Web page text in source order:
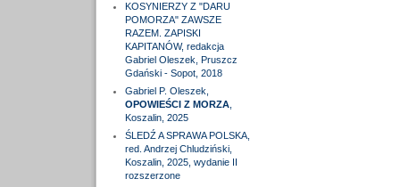
KOSYNIERZY Z "DARU
POMORZA" ZAWSZE
RAZEM. ZAPISKI
KAPITANÓW, redakcja
Gabriel Oleszek, Pruszcz
Gdański - Sopot, 2018
Gabriel P. Oleszek,
OPOWIEŚCI Z MORZA,
Koszalin, 2025
ŚLEDŹ A SPRAWA POLSKA,
red. Andrzej Chludziński,
Koszalin, 2025, wydanie II
rozszerzone